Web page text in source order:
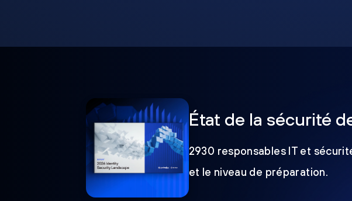
État de la sécurité
2930 responsables IT et
et le niveau de préparation.